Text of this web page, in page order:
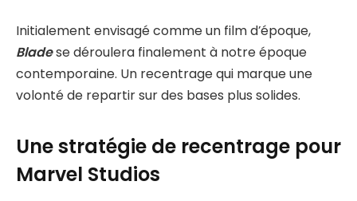
Initialement envisagé comme un film d’époque,
Bladese déroulera finalement à notre époque
contemporaine. Un recentrage qui marque une
volonté de repartir sur des bases plus solides.
Une stratégie de recentrage pour
Marvel Studios